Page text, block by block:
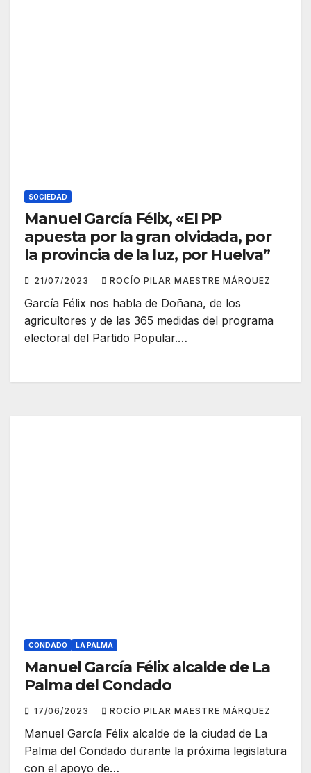
SOCIEDAD
Manuel García Félix, «El PP
apuesta por la gran olvidada, por
la provincia de la luz, por Huelva”
21/07/2023 ROCÍO PILAR MAESTRE MÁRQUEZ
García Félix nos habla de Doñana, de los
agricultores y de las 365 medidas del programa
electoral del Partido Popular.…
CONDADO LA PALMA
Manuel García Félix alcalde de La
Palma del Condado
17/06/2023 ROCÍO PILAR MAESTRE MÁRQUEZ
Manuel García Félix alcalde de la ciudad de La
Palma del Condado durante la próxima legislatura
con el apoyo de…